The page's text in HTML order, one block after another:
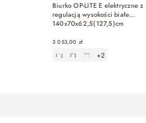
Biurko OP-LITE E elektryczne z
regulacją wysokości białe
140x70x62,5(127,5)cm
3 053,00 zł
+2